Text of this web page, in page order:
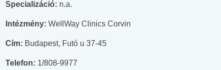
Specializáció: n.a.
Intézmény: WellWay Clinics Corvin
Cím: Budapest, Futó u 37-45
Telefon: 1/808-9977